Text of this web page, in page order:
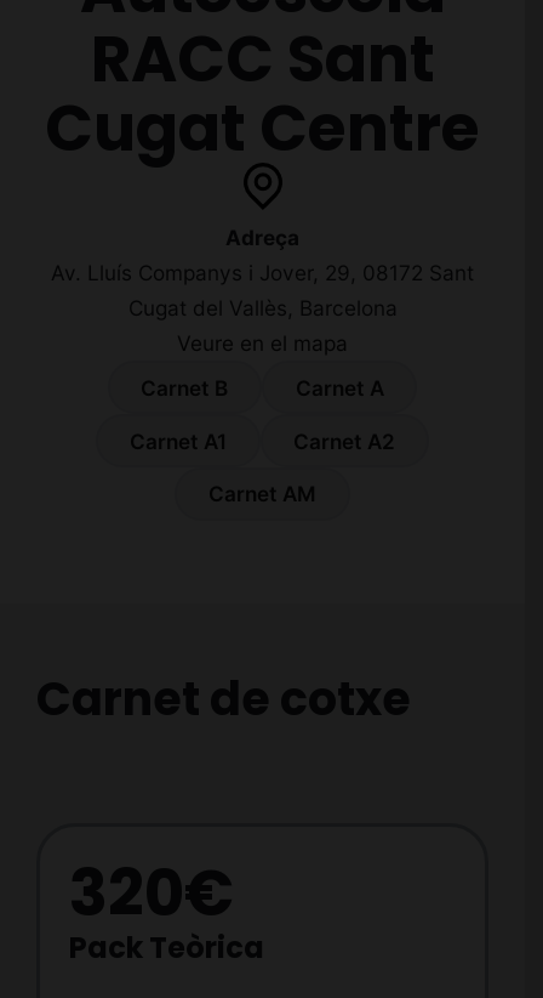
RACC Sant
Cugat Centre
Adreça
Av. Lluís Companys i Jover, 29, 08172 Sant
Cugat del Vallès, Barcelona
Veure en el mapa
Carnet B
Carnet A
Carnet A1 Carnet A2
Carnet AM
Carnet de cotxe
320€
Pack Teòrica